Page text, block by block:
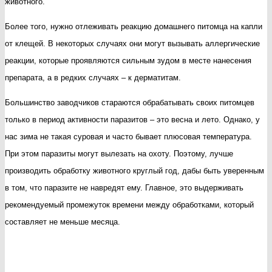
Более того, нужно отлеживать реакцию домашнего питомца на капли
от клещей. В некоторых случаях они могут вызывать аллергические
реакции, которые проявляются сильным зудом в месте нанесения
препарата, а в редких случаях – к дерматитам.
Большинство заводчиков стараются обрабатывать своих питомцев
только в период активности паразитов – это весна и лето. Однако, у
нас зима не такая суровая и часто бывает плюсовая температура.
При этом паразиты могут вылезать на охоту. Поэтому, лучше
производить обработку животного круглый год, дабы быть уверенным
в том, что паразите не навредят ему. Главное, это выдерживать
рекомендуемый промежуток времени между обработками, который
составляет не меньше месяца.